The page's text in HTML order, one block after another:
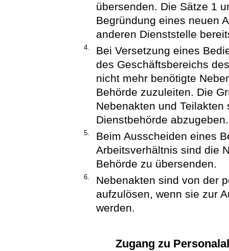
übersenden. Die Sätze 1
Begründung eines neuen
anderen Dienststelle
4.
Bei Versetzung eines
des Geschäftsbereichs
nicht mehr benötigte
Behörde zuzuleiten. Die
Nebenakten und
Dienstbehörde abzugeben.
5.
Beim Ausscheiden eines
Arbeitsverhältnis sind die
Behörde zu übersenden.
6.
Nebenakten sind von der
aufzulösen, wenn sie zur
werden.
Zugang zu